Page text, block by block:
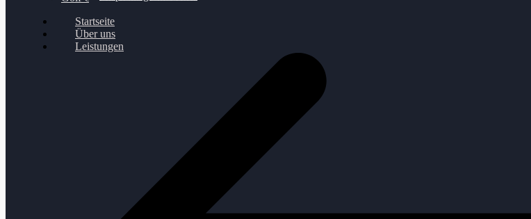
Startseite
Über uns
Leistungen